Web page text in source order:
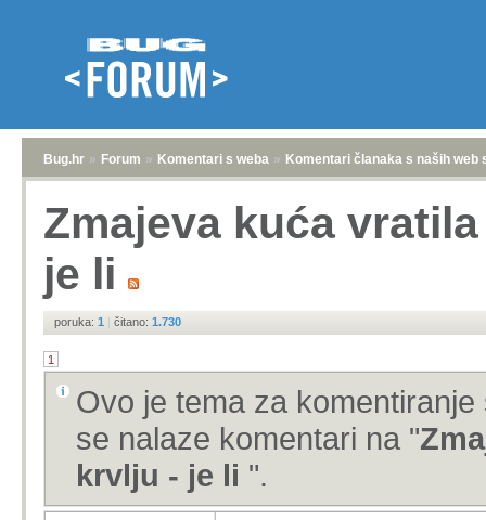
Bug.hr » Forum » Komentari s weba » Komentari članaka s naših web
Zmajeva kuća
je li
poruka: 1 | čitano: 1.730
1
Ovo je tema za
se nalaze komentari na "
krvlju - je li ".